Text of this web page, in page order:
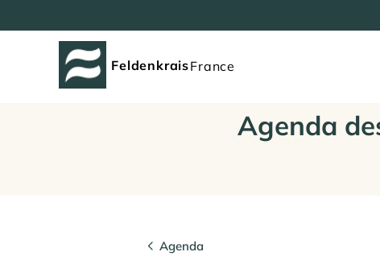
FeldenkraisFrance
Agenda
Agenda